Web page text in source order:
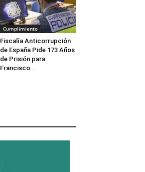
Cumplimiento
Fiscalía Anticorrupción
de España Pide 173 Años
de Prisión para
Francisco...